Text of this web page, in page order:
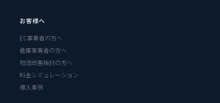
お客様へ
EC事業者の方へ
倉庫事業者の方へ
物流改善検討の方へ
料金シミュレーション
導入事例